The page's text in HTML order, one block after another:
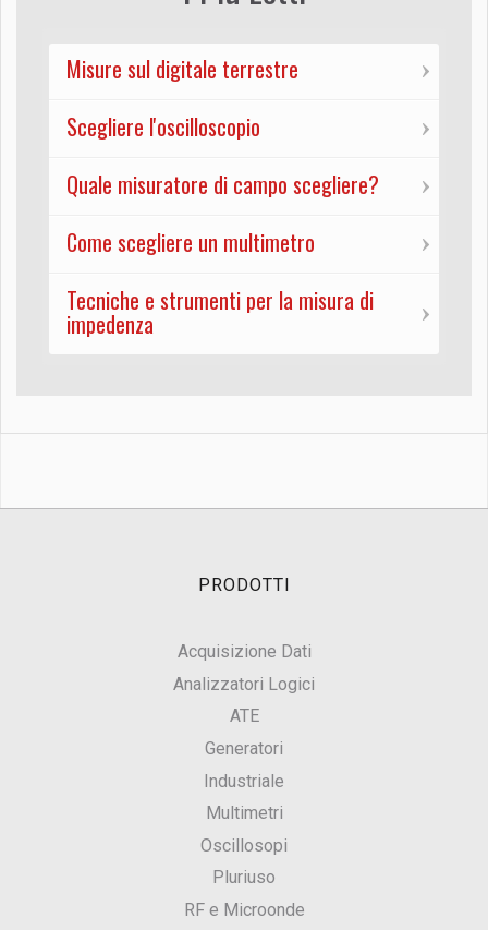
Misure sul digitale terrestre
Scegliere l'oscilloscopio
Quale misuratore di campo scegliere?
Come scegliere un multimetro
Tecniche e strumenti per la misura di
impedenza
PRODOTTI
Acquisizione Dati
Analizzatori Logici
ATE
Generatori
Industriale
Multimetri
Oscillosopi
Pluriuso
RF e Microonde